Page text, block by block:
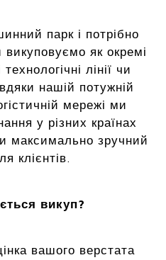
парк і потрібно
як окремі
лінії чи
нашій потужній
мережі ми
у різних країнах
максимально зручний
клієнтів.
викуп?
вашого верстата